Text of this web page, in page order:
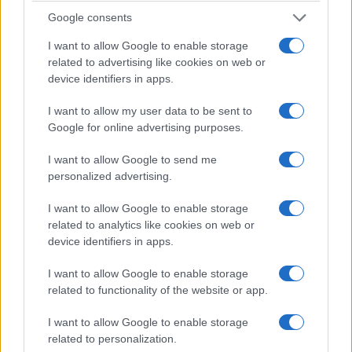
Google consents
I want to allow Google to enable storage
related to advertising like cookies on web or
device identifiers in apps.
I want to allow my user data to be sent to
Google for online advertising purposes.
I want to allow Google to send me
personalized advertising.
I want to allow Google to enable storage
related to analytics like cookies on web or
device identifiers in apps.
I want to allow Google to enable storage
related to functionality of the website or app.
I want to allow Google to enable storage
related to personalization.
imporre ai bambini delle scuole, il ramadan.
questo serve il partito comunista, ad insufflare
una bella, sana dittatura, poi che avvenga sotto
poco: è l’idea di libertà a dover essere maledetta,
eradicata, è il controllo totale dello Stato, come si
vedeva in pandemia. Oggi allo scopo serve l’Islam
fanatico, poi si vedrà.
“Il nazionalismo non riconosce i confini; non si
fermeranno finché non trasformeranno le società
libere in arene per l’applicazione della loro sharia,
finché non imporranno un’obbligatoria hijab alle
donne occidentali e finché non legalizzeranno il
matrimonio con ragazze di 9 anni” (la pedofilia